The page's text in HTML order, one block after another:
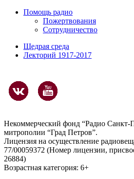
Помощь радио
Пожертвования
Сотрудничество
Щедрая среда
Лекторий 1917-2017
Некоммерческий фонд “Радио Санкт-
митрополии “Град Петров”.
Лицензия на осуществление
77/00059372 (Номер лицензии,
26884)
Возрастная категория: 6+